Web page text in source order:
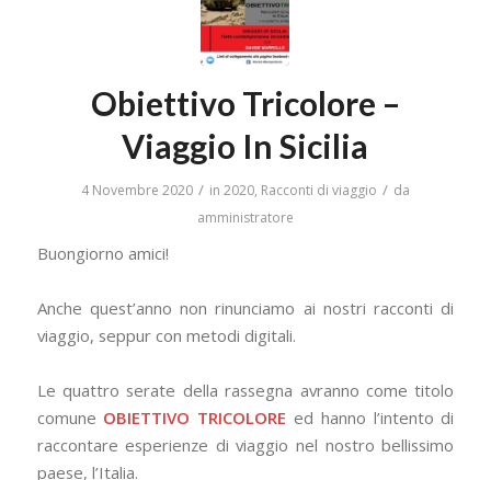
Obiettivo Tricolore –
Viaggio In Sicilia
4 Novembre 2020 / in 2020, Racconti di viaggio / da
amministratore
Buongiorno amici!
Anche quest’anno non rinunciamo ai nostri racconti di
viaggio, seppur con metodi digitali.
Le quattro serate della rassegna avranno come titolo
comune OBIETTIVO TRICOLORE ed hanno l’intento di
raccontare esperienze di viaggio nel nostro bellissimo
paese, l’Italia.